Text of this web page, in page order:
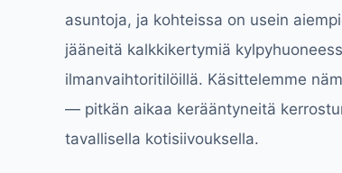
asuntoja, ja kohteissa on usein
jääneitä kalkkikertymiä
ilmanvaihtoritilöillä. Käsittelemme
— pitkän aikaa kerääntyneitä
tavallisella kotisiivouksella.